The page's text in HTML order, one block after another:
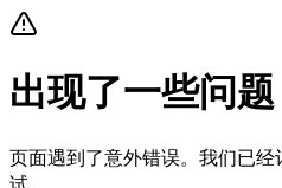
出现了一些问题
页面遇到了意外错误。我们已
试。